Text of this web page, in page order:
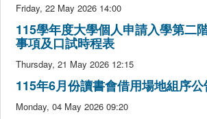
學生專區
國際交流中心
圖書館
Friday, 22 May 2026 14:00
115學年度大學個人申請入學第二
事項及口試時程表
Thursday, 21 May 2026 12:15
115年6月份讀書會借用場地組序公
Monday, 04 May 2026 09:20